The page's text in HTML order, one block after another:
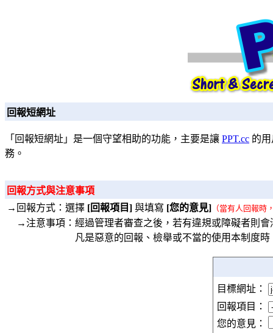
回報短網址
「回報短網址」是一個守望相助的功能，主要是讓 PPT.cc 的
務。
回報方式與注意事項
→回報方式：選擇 [回報項目] 與填寫 [您的意見] （當有人回報時
→注意事項：經過管理者審查之後，若有違規或障礙者則
凡是惡意的回報、檢舉或不當的使用本制度時，
目標網址：
回報項目：
您的意見：